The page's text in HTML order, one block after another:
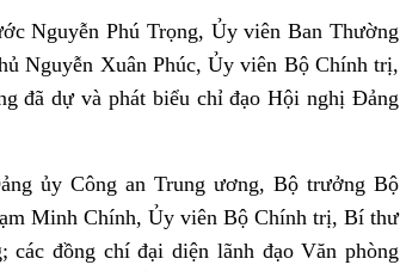
Nguyễn Phú Trọng, Ủy viên Ban Thường
Nguyễn Xuân Phúc, Ủy viên Bộ Chính trị,
đã dự và phát biểu chỉ đạo Hội nghị Đảng
ủy Công an Trung ương, Bộ trưởng Bộ
Minh Chính, Ủy viên Bộ Chính trị, Bí thư
đồng chí đại diện lãnh đạo Văn phòng